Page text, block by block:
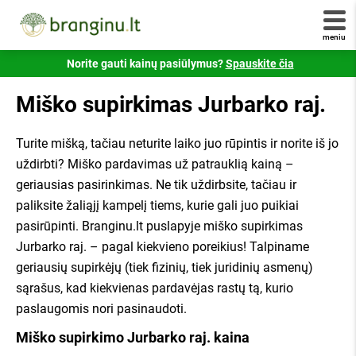
meniu
Miško supirkimas Jurbarko raj.
Turite mišką, tačiau neturite laiko juo rūpintis ir norite iš jo
uždirbti? Miško pardavimas už patrauklią kainą –
geriausias pasirinkimas. Ne tik uždirbsite, tačiau ir
paliksite žaliąjį kampelį tiems, kurie gali juo puikiai
pasirūpinti. Branginu.lt puslapyje miško supirkimas
Jurbarko raj. – pagal kiekvieno poreikius! Talpiname
geriausių supirkėjų (tiek fizinių, tiek juridinių asmenų)
sąrašus, kad kiekvienas pardavėjas rastų tą, kurio
paslaugomis nori pasinaudoti.
Miško supirkimo Jurbarko raj. kaina
Norite gauti kainų pasiūlymus? Spauskite čia
Visi atsiliepimai yra tikri ir patikrinti Valstybinės
vartotojų teisių apsaugos tarnybos.
Nekilnojamojo turto išraše. Numeris turėtų atrodyti
panašus į šį -234/0001:0001
nežinote - jį galite sužinote susisiekęregistrucentras.lt
Šiuo klausimu taip pat galite susisiekti su mumis!
Skambinkite telefonu+370 6 333 1515.
Jūsų el. paštas
Susipažinau ir sutinku subranginu.lt
taisyklėmis, privatumo politikair jų laikysiuos.
Siųsti užklausą
Klausiate, kaip tai veikia?
Užpildykite šią užklausą ir
pradėkite gauti pasiūlymus!
Susipažinau ir sutinku suBranginu.lt
taisyklėmis ,privatumo politikair jų laikysiuos.